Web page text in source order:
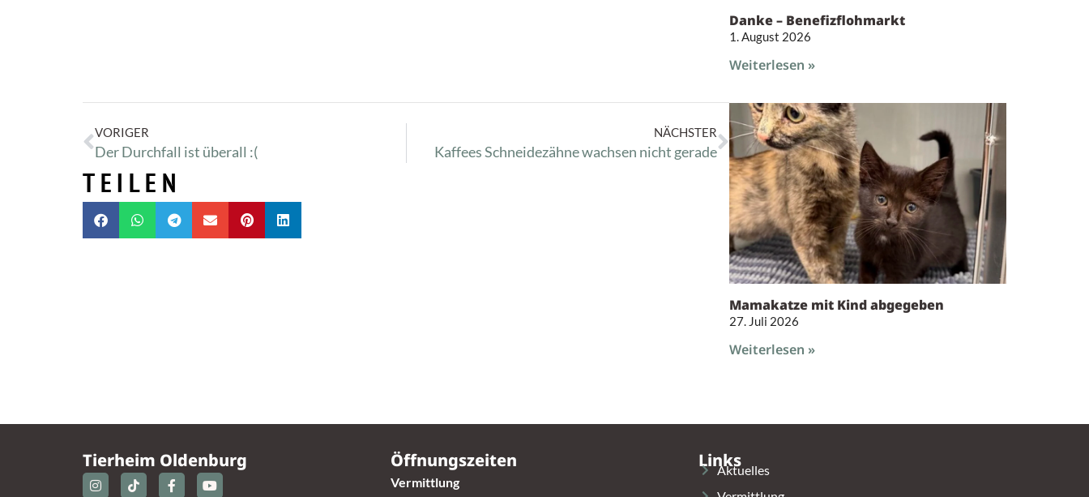
VORIGER
Der Durchfall ist überall :(
NÄCHSTER
Kaffees Schneidezähne wachsen nicht gerade
TEILEN
Danke – Benefizflohmarkt
1. August 2026
Weiterlesen »
Mamakatze mit Kind abgegeben
27. Juli 2026
Weiterlesen »
Tierheim Oldenburg Öffnungszeiten
Vermittlung
Links
Aktuelles